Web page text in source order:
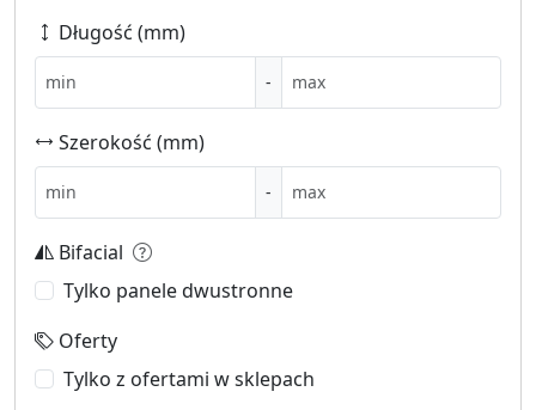
Długość (mm)
-
Szerokość (mm)
-
Bifacial
Tylko panele dwustronne
Oferty
Tylko z ofertami w sklepach